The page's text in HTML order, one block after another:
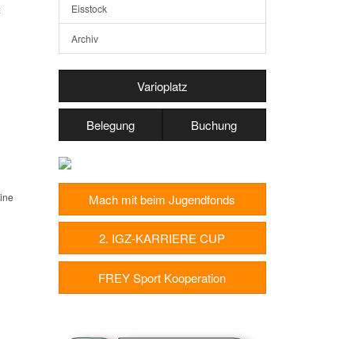
Eisstock
Archiv
Varioplatz
Belegung Buchung
Mach mit beim Jugendfonds
2. IGZ-KARRIERE CUP
FREY Sport Kooperation